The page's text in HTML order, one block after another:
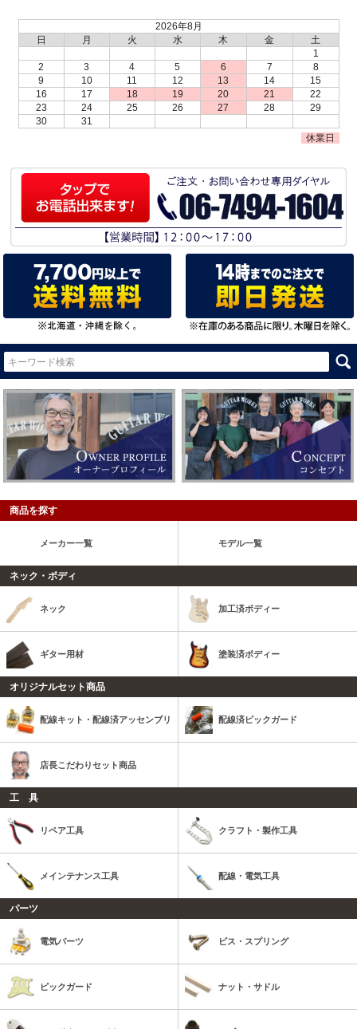
2026年8月
日
月 火 水 木 金
土
1
2
3 4 5 6 7
8
9
10 11 12 13 14
15
16
17 18 19 20 21
22
23
24 25 26 27 28
29
30
31
休業日
商品を探す
メーカー一覧 モデル一覧
ネック・ボディ
ネック 加工済ボディー
ギター用材 塗装済ボディー
オリジナルセット商品
配線キット・配線済アッセンブリ 配線済ピックガード
店長こだわりセット商品
工 具
リペア工具 クラフト・製作工具
メインテナンス工具 配線・電気工具
パーツ
電気パーツ ビス・スプリング
ピックガード ナット・サドル